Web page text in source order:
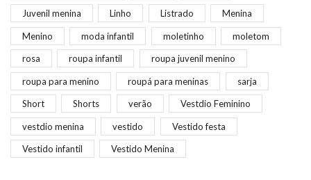
Juvenil menina Linho Listrado Menina
Menino moda infantil moletinho moletom
rosa roupa infantil roupa juvenil menino
roupa para menino roupá para meninas sarja
Short Shorts verão Vestdio Feminino
vestdio menina vestido Vestido festa
Vestido infantil Vestido Menina